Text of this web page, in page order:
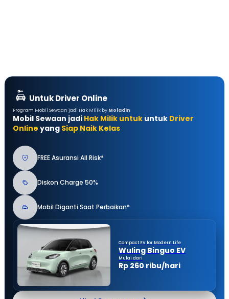
Untuk Driver Online
Program Mobil Sewaan jadi Hak Milik by Moladin
Mobil Sewaan jadi Hak Milik untuk untuk Driver
Online yang Siap Naik Kelas
FREE Asuransi All Risk*
Diskon Charge 50%
Mobil Diganti Saat Perbaikan*
Compact EV for Modern Life
Wuling Binguo EV
Mulai dari
Rp 260 ribu/hari